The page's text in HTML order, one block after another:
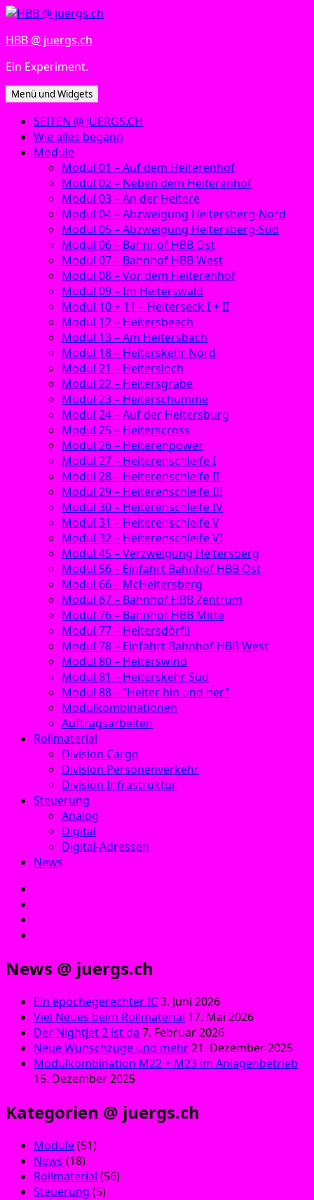
Zum
springen
HBB @ juergs.ch
Ein Experiment.
Menü und Widgets
SEITEN @ JUERGS.CH
Wie alles begann
Module
Modul 01 – Auf dem Heiterenhof
Modul 02 – Neben dem Heiterenhof
Modul 03 – An der Heitere
Modul 04 – Abzweigung Heitersberg-Nord
Modul 05 – Abzweigung Heitersberg-Süd
Modul 06 – Bahnhof HBB Ost
Modul 07 – Bahnhof HBB West
Modul 08 – Vor dem Heiterenhof
Modul 09 – Im Heiterswald
Modul 10 + 11 – Heiterseck I + II
Modul 12 – Heitersbeach
Modul 13 – Am Heitersbach
Modul 18 – Heiterskehr Nord
Modul 21 – Heitersloch
Modul 22 – Heitersgrabe
Modul 23 – Heiterschumme
Modul 24 – Auf der Heitersburg
Modul 25 – Heiterscross
Modul 26 – Heiterenpower
Modul 27 – Heiterenschleife I
Modul 28 – Heiterenschleife II
Modul 29 – Heiterenschleife III
Modul 30 – Heiterenschleife IV
Modul 31 – Heiterenschleife V
Modul 32 – Heiterenschleife VI
Modul 45 – Verzweigung Heitersberg
Modul 56 – Einfahrt Bahnhof HBB Ost
Modul 66 – McHeitersberg
Modul 67 – Bahnhof HBB Zentrum
Modul 76 – Bahnhof HBB Mitte
Modul 77 – Heitersdörfli
Modul 78 – Einfahrt Bahnhof HBB West
Modul 80 – Heiterswind
Modul 81 – Heiterskehr Süd
Modul 88 – “Heiter hin und her”
Modulkombinationen
Auftragsarbeiten
Rollmaterial
Division Cargo
Division Personenverkehr
Division Infrastruktur
Steuerung
Analog
Digital
Digital-Adressen
News
News @ juergs.ch
Ein epochegerechter IC3. Juni 2026
Viel Neues beim Rollmaterial 17. Mai 2026
Der Nightjet 2 ist da 7. Februar 2026
Neue Wunschzüge und mehr21. Dezember 2025
Modulkombination M22 + M23 im Anlagenbetrieb
15. Dezember 2025
Kategorien @ juergs.ch
Module(51)
News (18)
Rollmaterial (56)
Steuerung (5)